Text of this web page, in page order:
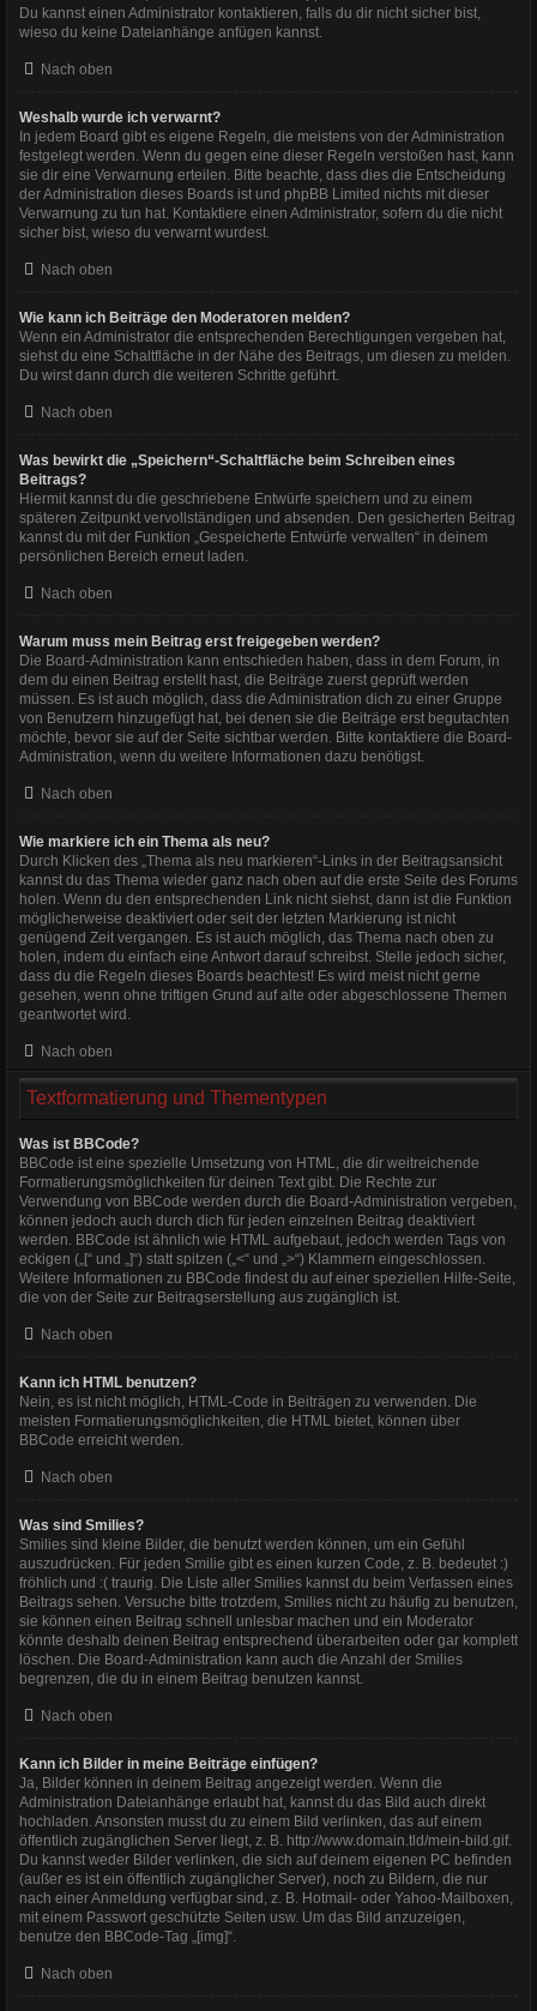
Du kannst einen Administrator kontaktieren, falls du dir nicht sicher bist,
wieso du keine Dateianhänge anfügen kannst.
Nach oben
Weshalb wurde ich verwarnt?
In jedem Board gibt es eigene Regeln, die meistens von der Administration
festgelegt werden. Wenn du gegen eine dieser Regeln verstoßen hast, kann
sie dir eine Verwarnung erteilen. Bitte beachte, dass dies die Entscheidung
der Administration dieses Boards ist und phpBB Limited nichts mit dieser
Verwarnung zu tun hat. Kontaktiere einen Administrator, sofern du die nicht
sicher bist, wieso du verwarnt wurdest.
Nach oben
Wie kann ich Beiträge den Moderatoren melden?
Wenn ein Administrator die entsprechenden Berechtigungen vergeben hat,
siehst du eine Schaltfläche in der Nähe des Beitrags, um diesen zu melden.
Du wirst dann durch die weiteren Schritte geführt.
Nach oben
Was bewirkt die „Speichern“-Schaltfläche beim Schreiben eines
Beitrags?
Hiermit kannst du die geschriebene Entwürfe speichern und zu einem
späteren Zeitpunkt vervollständigen und absenden. Den gesicherten Beitrag
kannst du mit der Funktion „Gespeicherte Entwürfe verwalten“ in deinem
persönlichen Bereich erneut laden.
Nach oben
Warum muss mein Beitrag erst freigegeben werden?
Die Board-Administration kann entschieden haben, dass in dem Forum, in
dem du einen Beitrag erstellt hast, die Beiträge zuerst geprüft werden
müssen. Es ist auch möglich, dass die Administration dich zu einer Gruppe
von Benutzern hinzugefügt hat, bei denen sie die Beiträge erst begutachten
möchte, bevor sie auf der Seite sichtbar werden. Bitte kontaktiere die Board-
Administration, wenn du weitere Informationen dazu benötigst.
Nach oben
Wie markiere ich ein Thema als neu?
Durch Klicken des „Thema als neu markieren“-Links in der Beitragsansicht
kannst du das Thema wieder ganz nach oben auf die erste Seite des Forums
holen. Wenn du den entsprechenden Link nicht siehst, dann ist die Funktion
möglicherweise deaktiviert oder seit der letzten Markierung ist nicht
genügend Zeit vergangen. Es ist auch möglich, das Thema nach oben zu
holen, indem du einfach eine Antwort darauf schreibst. Stelle jedoch sicher,
dass du die Regeln dieses Boards beachtest! Es wird meist nicht gerne
gesehen, wenn ohne triftigen Grund auf alte oder abgeschlossene Themen
geantwortet wird.
Nach oben
Textformatierung und Thementypen
Was ist BBCode?
BBCode ist eine spezielle Umsetzung von HTML, die dir weitreichende
Formatierungsmöglichkeiten für deinen Text gibt. Die Rechte zur
Verwendung von BBCode werden durch die Board-Administration vergeben,
können jedoch auch durch dich für jeden einzelnen Beitrag deaktiviert
werden. BBCode ist ähnlich wie HTML aufgebaut, jedoch werden Tags von
eckigen („[“ und „]“) statt spitzen („<“ und „>“) Klammern eingeschlossen.
Weitere Informationen zu BBCode findest du auf einer speziellen Hilfe-Seite,
die von der Seite zur Beitragserstellung aus zugänglich ist.
Nach oben
Kann ich HTML benutzen?
Nein, es ist nicht möglich, HTML-Code in Beiträgen zu verwenden. Die
meisten Formatierungsmöglichkeiten, die HTML bietet, können über
BBCode erreicht werden.
Nach oben
Was sind Smilies?
Smilies sind kleine Bilder, die benutzt werden können, um ein Gefühl
auszudrücken. Für jeden Smilie gibt es einen kurzen Code, z. B. bedeutet :)
fröhlich und :( traurig. Die Liste aller Smilies kannst du beim Verfassen eines
Beitrags sehen. Versuche bitte trotzdem, Smilies nicht zu häufig zu benutzen,
sie können einen Beitrag schnell unlesbar machen und ein Moderator
könnte deshalb deinen Beitrag entsprechend überarbeiten oder gar komplett
löschen. Die Board-Administration kann auch die Anzahl der Smilies
begrenzen, die du in einem Beitrag benutzen kannst.
Nach oben
Kann ich Bilder in meine Beiträge einfügen?
Ja, Bilder können in deinem Beitrag angezeigt werden. Wenn die
Administration Dateianhänge erlaubt hat, kannst du das Bild auch direkt
hochladen. Ansonsten musst du zu einem Bild verlinken, das auf einem
öffentlich zugänglichen Server liegt, z. B. http://www.domain.tld/mein-bild.gif.
Du kannst weder Bilder verlinken, die sich auf deinem eigenen PC befinden
(außer es ist ein öffentlich zugänglicher Server), noch zu Bildern, die nur
nach einer Anmeldung verfügbar sind, z. B. Hotmail- oder Yahoo-Mailboxen,
mit einem Passwort geschützte Seiten usw. Um das Bild anzuzeigen,
benutze den BBCode-Tag „[img]“.
Nach oben